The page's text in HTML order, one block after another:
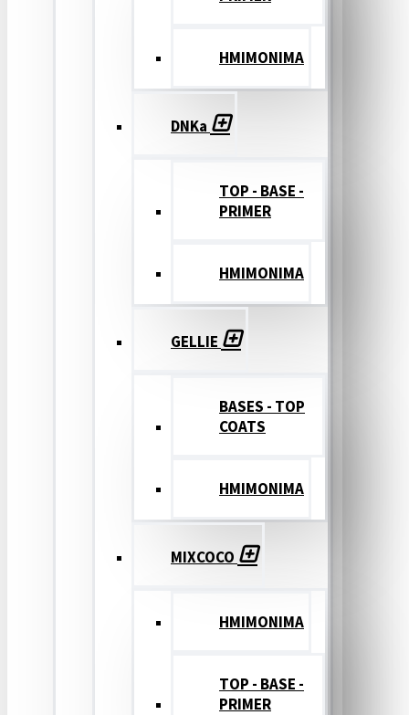
ΗΜΙΜΟΝΙΜΑ
DNKa
TOP - BASE -
PRIMER
ΗΜΙΜΟΝΙΜΑ
GELLIE
BASES - TOP
COATS
ΗΜΙΜΟΝΙΜΑ
MIXCOCO
HMIMONIMA
TOP - BASE -
PRIMER